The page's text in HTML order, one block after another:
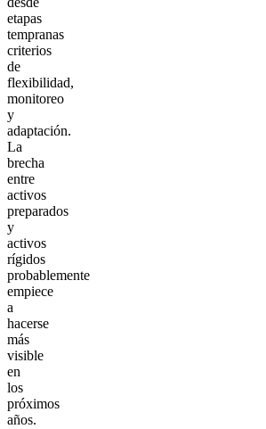
etapas
tempranas
criterios
de
flexibilidad,
monitoreo
y
adaptación.
La
brecha
entre
activos
preparados
y
activos
rígidos
probablemente
empiece
a
hacerse
más
visible
en
los
próximos
años.